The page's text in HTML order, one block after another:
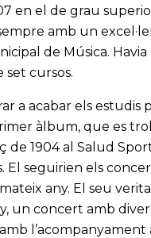
en el de grau
amb un
de Música.
set cursos.
a acabar els
àlbum, que es
de 1904 al Salud
El seguirien els
any. El seu
un concert amb
l’acompanyament